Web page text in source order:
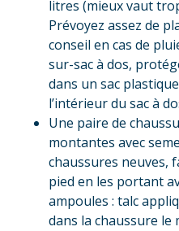
litres (mieux vaut
Prévoyez assez de
conseil en cas de
sur-sac à dos,
dans un sac
l’intérieur du sac à
Une paire de
montantes avec
chaussures neuves,
pied en les portant
ampoules : talc
dans la chaussure le